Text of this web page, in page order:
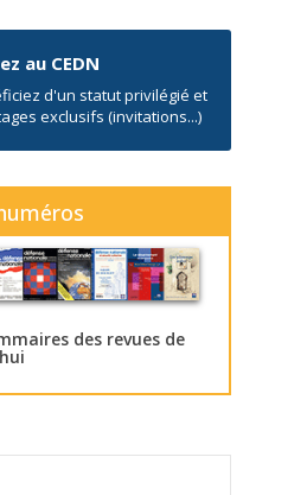
au CEDN
d'un statut privilégié et
exclusifs (invitations...)
des revues de